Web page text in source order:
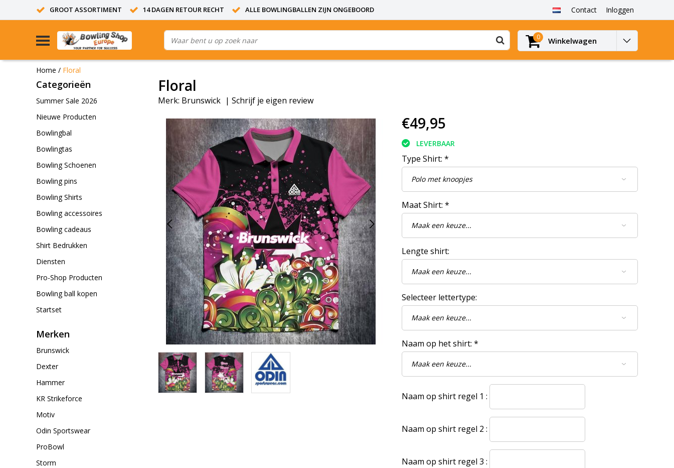
GROOT ASSORTIMENT 14 DAGEN RETOUR RECHT ALLE BOWLINGBALLEN ZIJN ONGEBOORD Contact Inloggen
0 Winkelwagen
Home / Floral
Categorieën
Summer Sale 2026
Nieuwe Producten
Bowlingbal
Bowlingtas
Bowling Schoenen
Bowling pins
Bowling Shirts
Bowling accessoires
Bowling cadeaus
Shirt Bedrukken
Diensten
Pro-Shop Producten
Bowling ball kopen
Startset
Merken
Brunswick
Dexter
Hammer
KR Strikeforce
Motiv
Odin Sportswear
ProBowl
Storm
Floral
Merk: Brunswick | Schrijf je eigen review
€49,95
LEVERBAAR
Type Shirt: *
Maat Shirt: *
Lengte shirt:
Selecteer lettertype:
Naam op het shirt: *
Naam op shirt regel 1 :
Naam op shirt regel 2 :
Naam op shirt regel 3 :